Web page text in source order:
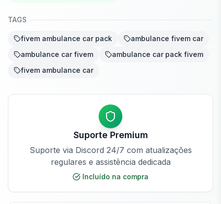
TAGS
fivem ambulance car pack
ambulance fivem car
ambulance car fivem
ambulance car pack fivem
fivem ambulance car
Suporte Premium
Suporte via Discord 24/7 com atualizações
regulares e assistência dedicada
Incluído na compra